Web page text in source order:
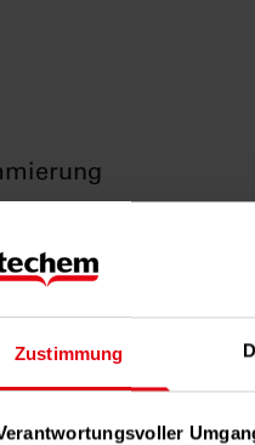
Zustimmung
einfache
Profilen
bei